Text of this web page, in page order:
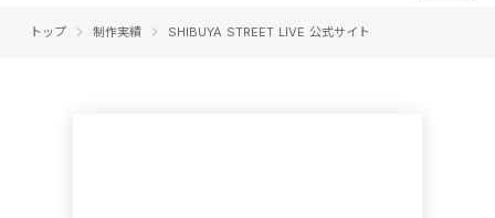
トップ keyboard_arrow_right 制作実績 keyboard_arrow_right SHIBUYA STREET LIVE 公式サイト